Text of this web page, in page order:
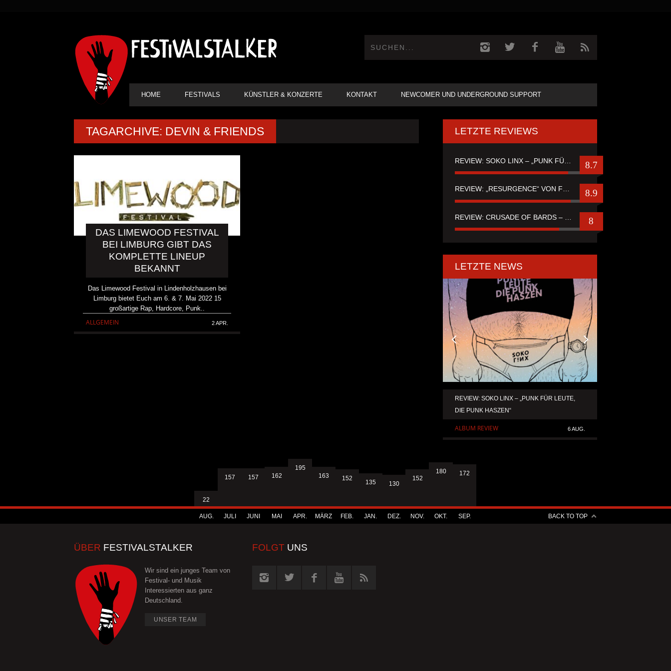
HAUPT-
NAVIGATION
HOME FESTIVALS KÜNSTLER & KONZERTE KONTAKT NEWCOMER UND UNDERGROUND SUPPORT
TAGARCHIVE: DEVIN & FRIENDS
DAS LIMEWOOD FESTIVAL
BEI LIMBURG GIBT DAS
KOMPLETTE LINEUP
BEKANNT
Das Limewood Festival in Lindenholzhausen bei
Limburg bietet Euch am 6. & 7. Mai 2022 15
großartige Rap, Hardcore, Punk..
ALLGEMEIN 2 APR.
LETZTE REVIEWS
8.7
REVIEW: „RESURGENCE“ VON FUTURE PALACE 8.9
8
LETZTE NEWS
REVIEW: SOKO LINX – „PUNK FÜR LEUTE,
DIE PUNK HASZEN“
ALBUM REVIEW 6 AUG.
22
AUG.
157
JULI
157
JUNI
162
MAI
195
APR.
163
MÄRZ
152
FEB.
135
JAN.
130
DEZ.
152
NOV.
180
OKT.
172
SEP. BACK TO TOP
ÜBER FESTIVALSTALKER
Wir sind ein junges Team von
Festival- und Musik
Interessierten aus ganz
Deutschland.
UNSER TEAM
FOLGT UNS